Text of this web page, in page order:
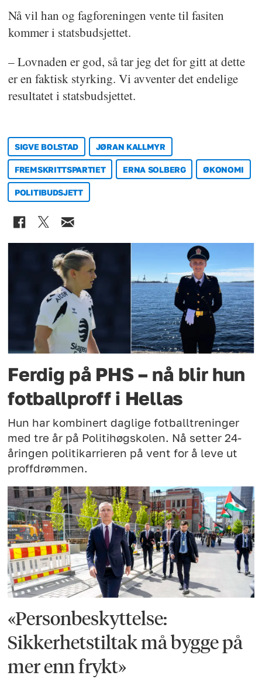
Nå vil han og fagforeningen vente til fasiten
kommer i statsbudsjettet.
– Lovnaden er god, så tar jeg det for gitt at dette
er en faktisk styrking. Vi avventer det endelige
resultatet i statsbudsjettet.
SIGVE BOLSTAD JØRAN KALLMYR
FREMSKRITTSPARTIET ERNA SOLBERG ØKONOMI
POLITIBUDSJETT
Ferdig på PHS – nå blir hun
fotballproff i Hellas
Hun har kombinert daglige fotballtreninger
med tre år på Politihøgskolen. Nå setter 24-
åringen politikarrieren på vent for å leve ut
proffdrømmen.
«Personbeskyttelse:
Sikkerhetstiltak må bygge på
mer enn frykt»